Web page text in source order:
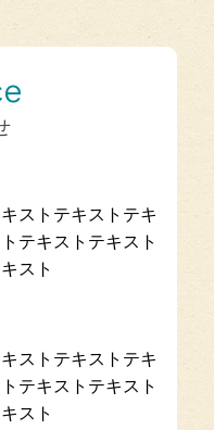
ストテキストテキ
テキストテキスト
スト
ストテキストテキ
テキストテキスト
スト